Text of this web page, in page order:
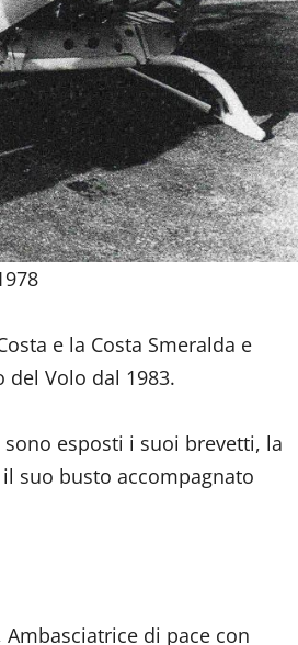
e la Costa Smeralda e
del Volo dal 1983.
sono esposti i suoi brevetti, la
suo busto accompagnato
di pace con